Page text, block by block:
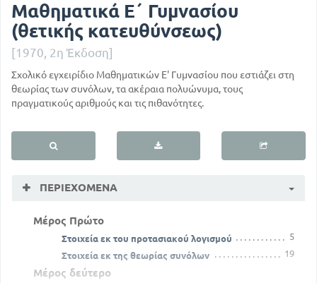
Μαθηματικά Ε΄ Γυμνασίου
(θετικής κατευθύνσεως)
[1970, 2η Έκδοση]
Σχολικό εγχειρίδιο Μαθηματικών Ε' Γυμνασίου που εστιάζει στη
θεωρίας των συνόλων, τα ακέραια πολυώνυμα, τους
πραγματικούς αριθμούς και τις πιθανότητες.
ΠΕΡΙΕΧΌΜΕΝΑ
Μέρος Πρώτο
Στοιχεία εκ του προτασιακού λογισμού
5
Στοιχεία εκ της θεωρίας συνόλων
19
Μέρος δεύτερο